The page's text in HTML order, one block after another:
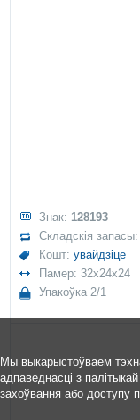
Знак: 128193
Складскія
Кошт:увайдзіце
Памер: 32x24x24
Упакоўка 2/1
Мы выкарыстоўваем
адпаведнасці з
захоўвання або